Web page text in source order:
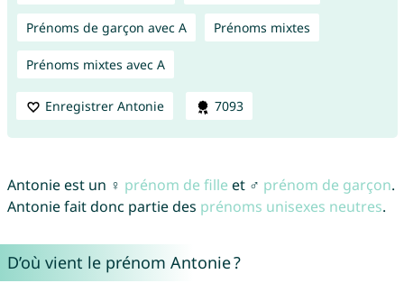
Prénoms de garçon avec A Prénoms mixtes
Prénoms mixtes avec A
Enregistrer Antonie 7093
Antonie est un ♀ prénom de fille et ♂ prénom de garçon.
Antonie fait donc partie des prénoms unisexes neutres.
D’où vient le prénom Antonie ?